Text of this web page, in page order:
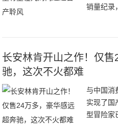
销量纪录
绝对是
长安林肯开山之作！仅
驰，这次不火都难
与中国消
实现了国
型冒险家
SUV车